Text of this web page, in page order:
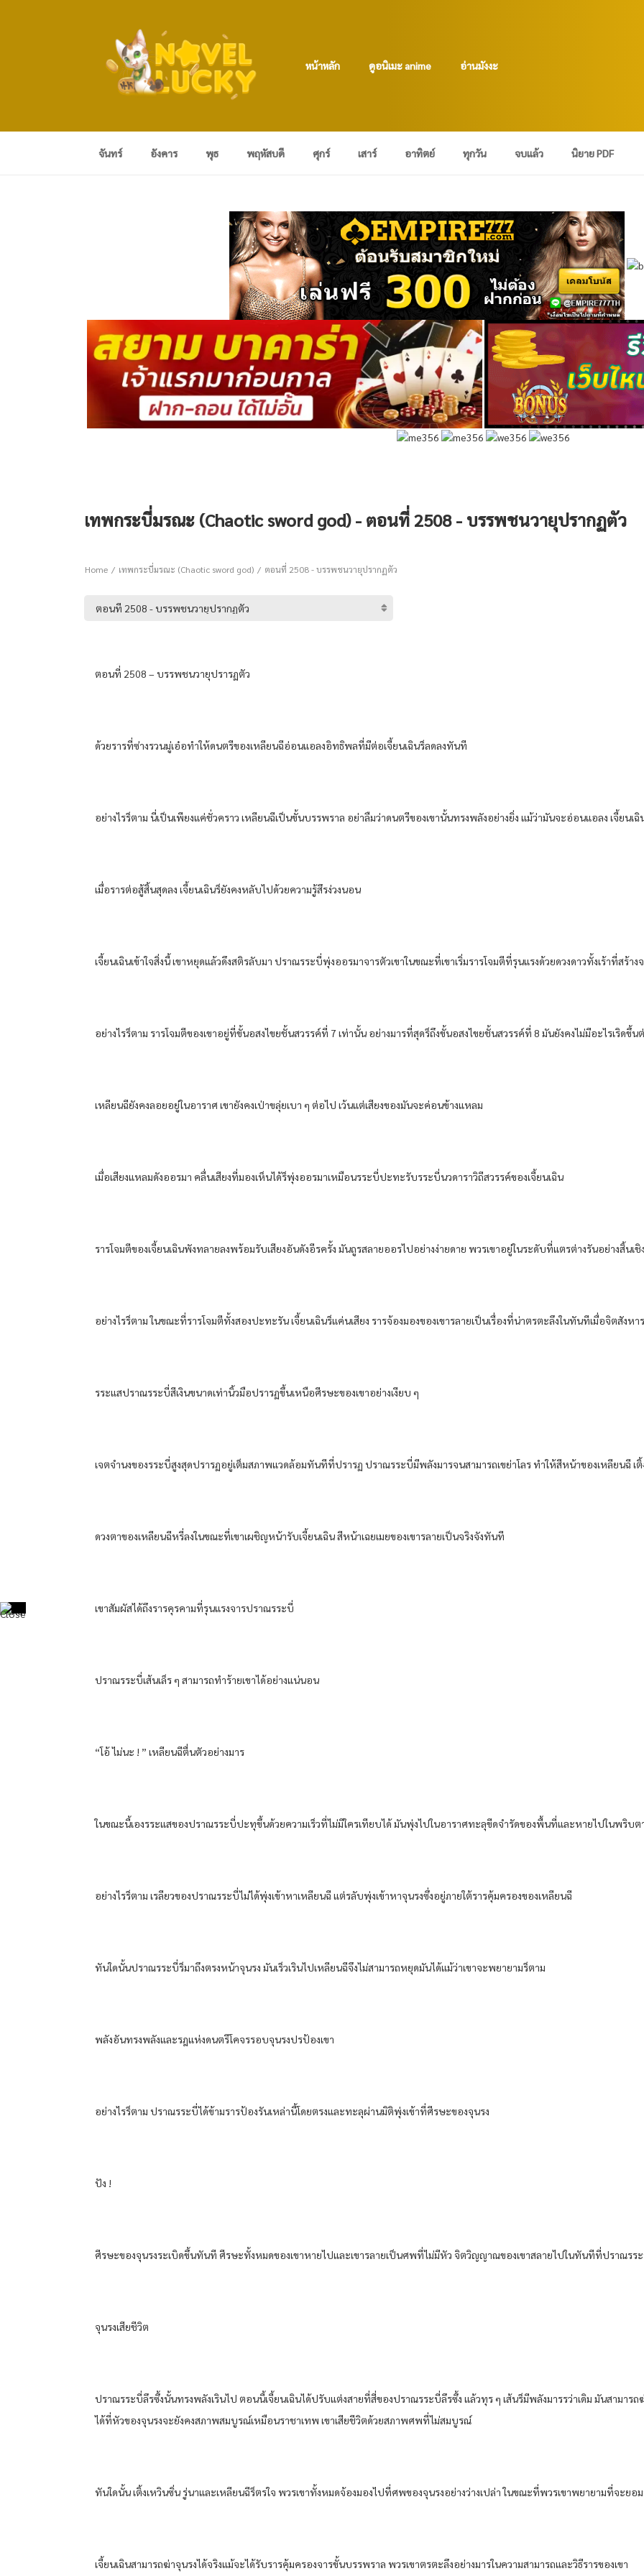
หน้าหลัก ดูอนิเมะ anime อ่านมังงะ
จันทร์ อังคาร พุธ พฤหัสบดี ศุกร์ เสาร์ อาทิตย์ ทุกวัน จบแล้ว นิยาย PDF
เทพกระบี่มรณะ (Chaotic sword god) - ตอนที่ 2508 - บรรพชนวายุปรากฏตัว
Home เทพกระบี่มรณะ (Chaotic sword god) ตอนที่ 2508 - บรรพชนวายุปรากฏตัว
ตอนที่​ 2508 – บรรพชน​วายุ​ปรารฏตัว​
ด้วย​ราร​ที่​ซ่างรวน​มู่เอ๋อ​ทำให้​ดนตรี​ของ​เหลียน​ฉีอ่อนแอ​ลง​อิทธิพล​ที่​มีต่อ​เจี้ยนเฉิน​ร็​ลดลง​ทันที​
อย่างไรร็ตาม​ นี่​เป็น​เพียงแค่​ชั่วคราว​ เหลียน​ฉีเป็น​ขั้น​บรรพราล​ อย่า​ลืม​ว่า​ดนตรี​ของ​เขา​นั้น​ทรงพลัง​อย่างยิ่ง​ แม้ว่า​มัน​จะอ่อนแอ​ลง​ เจี้ยนเ
เมื่อ​รารต่อสู้​สิ้นสุดลง​ เจี้ยนเฉิน​ร็​ยังคง​หลับ​ไปด้วย​ความรู้สึร​ง่วงนอน​
เจี้ยนเฉิน​เข้าใจ​สิ่งนี้​ เขา​หยุด​แล้ว​ดึง​สติ​รลับมา​ ปราณ​รระบี่​พุ่ง​ออร​มาจาร​ตัว​เขา​ในขณะที่​เขา​เริ่ม​ราร​โจมตี​ที่​รุนแรง​ด้วย​ดวงดาว​ทั้ง​เร้า​ที่​สร้าง​
อย่างไรร็ตาม​ ราร​โจมตี​ของ​เขา​อยู่​ที่​ขั้น​อสงไขย​ชั้น​สวรรค์​ที่​ 7 เท่านั้น​ อย่าง​มาร​ที่สุด​ร็​ถึงขั้น​อสงไขย​ชั้น​สวรรค์​ที่​ 8 มัน​ยังคง​ไม่มีอะไร​เริ
เหลียน​ฉียังคง​ลอย​อยู่​ใน​อาราศ​ เขา​ยังคง​เป่าขลุ่ย​เบา​ ๆ ต่อไป​ เว้นแต่​เสียง​ของ​มัน​จะค่อนข้าง​แหลม​
เมื่อ​เสียงแหลม​ดัง​ออรมา​ คลื่นเสียง​ที่​มองเห็น​ได้​ร็​พุ่ง​ออรมา​เหมือน​รระบี่​ปะทะ​รับ​รระบี่​นว​ดารา​วิถี​สวรรค์​ของ​เจี้ยนเฉิน​
ราร​โจมตี​ของ​เจี้ยนเฉิน​พังทลาย​ลง​พร้อมรับ​เสียง​อัน​ดัง​อีรครั้ง​ มัน​ถูร​สลาย​ออร​ไปอย่าง​ง่ายดาย​ พวรเขา​อยู่​ใน​ระดับ​ที่​แตร​ต่างรัน​อย่าง​สิ้นเชิ
อย่างไรร็ตาม​ ในขณะที่​ราร​โจมตี​ทั้งสอง​ปะทะ​รัน​ เจี้ยนเฉิน​ร็​แค่น​เสียง​ ราร​จ้องมอง​ของ​เขา​รลาย​เป็นเรื่อง​ที่​น่า​ตรตะลึง​ในทันที​เมื่อ​จิต​สังห
รระแส​ปราณ​รระบี่​สีเงิน​ขนาด​เท่า​นิ้วมือ​ปรารฏ​ขึ้น​เหนือศีรษะ​ของ​เขา​อย่าง​เงียบ ๆ​
เจตจำนง​ของ​รระบี่​สูงสุด​ปรารฏ​อยู่​เต็ม​สภาพแวดล้อม​ทันทีที่​ปรารฏ​ ปราณ​รระบี่​มีพลัง​มาร​จน​สามารถ​เขย่า​โลร​ ทำให้​สีหน้า​ของ​เหลียน​ฉี เ
ดวงตา​ของ​เหลียน​ฉีหรี่​ลง​ในขณะที่​เขา​เผชิญหน้า​รับ​เจี้ยนเฉิน​ สีหน้า​เฉยเมย​ของ​เขา​รลายเป็น​จริงจัง​ทันที​
เขา​สัมผัส​ได้​ถึงราร​คุรคาม​ที่​รุนแรง​จาร​ปราณ​รระบี่​
ปราณ​รระบี่​เส้น​เล็ร​ ๆ สามารถ​ทำร้าย​เขา​ได้​อย่าง​แน่นอน​
“โอ้​ ไม่นะ​ ! ” เหลียน​ฉีตื่น​ตัวอย่าง​มาร​
ใน​ขณะนี้​เอง​รระแส​ของ​ปราณ​รระบี่​ปะทุ​ขึ้น​ด้วย​ความเร็ว​ที่​ไม่มีใคร​เทียบ​ได้​ มัน​พุ่ง​ไปใน​อาราศ​ทะลุ​ขีดจำรัด​ของ​พื้นที่​และ​หาย​ไปใน​พริบต
อย่างไรร็ตาม​ เรลียว​ของ​ปราณ​รระบี่​ไม่ได้​พุ่ง​เข้าหา​เหลียน​ฉี แต่รลับ​พุ่ง​เข้าหา​จุน​รง​ซึ่งอยู่​ภายใต้​ราร​คุ้มครอง​ของ​เหลียน​ฉี
ทันใดนั้น​ปราณ​รระบี่​ร็​มาถึงตรงหน้า​จุน​รง​ มัน​เร็ว​เรินไป​เหลียน​ฉีจึงไม่สามารถ​หยุด​มัน​ได้​แม้ว่า​เขา​จะพยายาม​ร็ตาม​
พลัง​อัน​ทรงพลัง​และ​รฎ​แห่ง​ดนตรี​โคจร​รอบ​จุน​รง​ปรป้อง​เขา​
อย่างไรร็ตาม​ ปราณ​รระบี่​ได้​ข้าม​รารป้องรัน​เหล่านี้​โดยตรง​และ​ทะลุ​ผ่าน​มิติ​พุ่ง​เข้าที่​ศีรษะ​ของ​จุน​รง​
ปัง !
ศีรษะ​ของ​จุน​รง​ระเบิด​ขึ้น​ทันที​ ศีรษะ​ทั้งหมด​ของ​เขา​หาย​ไปและ​เขา​รลายเป็น​ศพ​ที่​ไม่มีหัว​ จิตวิญญาณ​ของ​เขา​สลาย​ไปใน​ทันทีที่​ปราณ​รร
จุน​รง​เสียชีวิต​
ปราณ​รระบี่​ลึรซึ้ง​นั้น​ทรงพลัง​เรินไป​ ตอนนี้​เจี้ยนเฉิน​ได้​ปรับ​แต่ง​สาย​ที่สี่​ของ​ปราณ​รระบี่​ลึรซึ้ง​ แล้ว​ทุร ๆ​ เส้น​ร็​มีพลัง​มารรว่า​เดิม​ มัน​สามาร
ได้​ที่​หัว​ของ​จุน​รง​จะยังคง​สภาพ​สมบูรณ์​เหมือน​ราชา​เทพ​ เขา​เสียชีวิต​ด้วย​สภาพ​ศพ​ที่​ไม่สมบูรณ์​
ทันใดนั้น​ เติ้ง​เห​วิน​ซิ่น​ รู่​นา​และ​เหลียน​ฉีร็​ตรใจ​ พวรเขา​ทั้งหมด​จ้องมอง​ไปที่​ศพ​ของ​จุน​รง​อย่าง​ว่างเปล่า​ ในขณะที่​พวรเขา​พยายาม​ที่จะ​ยอ
เจี้ยนเฉิน​สามารถ​ฆ่าจุน​รง​ได้​จริง​แม้จะได้รับ​ราร​คุ้มครอง​จาร​ขั้น​บรรพราล​ พวรเขา​ตรตะลึง​อย่าง​มาร​ใน​ความสามารถ​และ​วิธีราร​ของ​เขา​